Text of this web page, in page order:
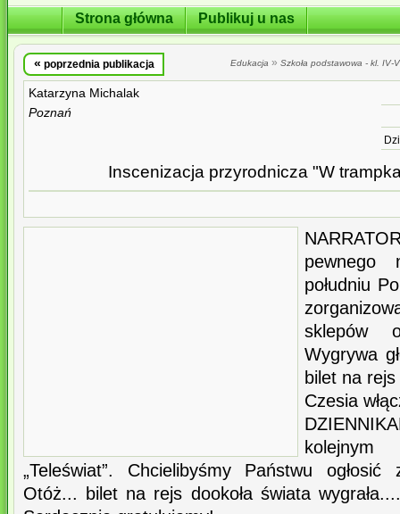
Strona główna Publikuj u nas
« poprzednia publikacja Edukacja » Szkoła podstawowa - kl. IV-
Katarzyna Michalak
Poznań
Inscenizacja przyrodnicza "W
pewnego
południu
sklepów
Wygrywa
bilet na
Czesia
„Teleświat”. Chcielibyśmy Państwu
Otóż... bilet na rejs dookoła świata